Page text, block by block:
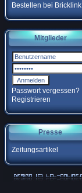
Bestellen bei Bricklink
Mitglieder
Passwort vergessen?
Registrieren
Presse
Zeitungsartikel